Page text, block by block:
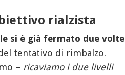
rialzista
si è già fermato due volte
tentativo di rimbalzo.
– ricaviamo i due livelli